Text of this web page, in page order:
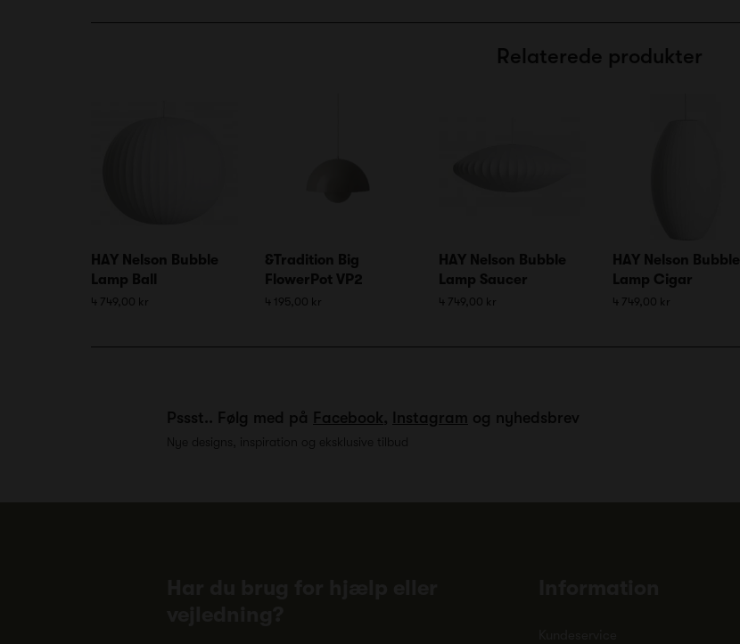
Relaterede produkter
HAY Nelson Bubble
Lamp Ball
4 749,00 kr
&Tradition Big
FlowerPot VP2
4 195,00 kr
HAY Nelson Bubble
Lamp Saucer
4 749,00 kr
HAY Nelson Bubble
Lamp Cigar
4 749,00 kr
Pssst.. Følg med på Facebook, Instagram og nyhedsbrev
Nye designs, inspiration og eksklusive tilbud